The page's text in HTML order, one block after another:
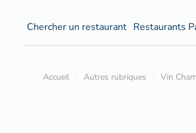
Chercher un restaurant Restaurants
Accueil Autres rubriques Vin